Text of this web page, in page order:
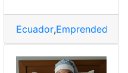
Ecuador,Emprendedores